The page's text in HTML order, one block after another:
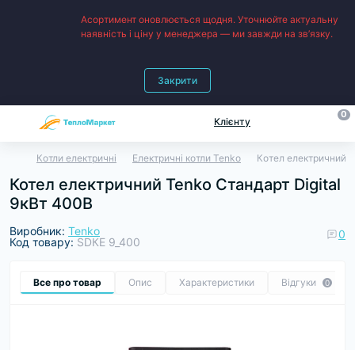
Асортимент оновлюється щодня. Уточнюйте актуальну
наявність і ціну у менеджера — ми завжди на зв’язку.
Закрити
Клієнту
0
Котли електричні Електричні котли Tenko Котел електричний
Котел електричний Tenko Cтандарт Digital
9кВт 400В
Виробник: Tenko
Код товару: SDКЕ 9_400
0
Все про товар Опис Характеристики Відгуки 0